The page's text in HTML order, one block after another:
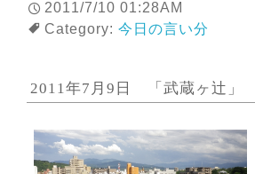
2011/7/10 01:28AM
Category: 今日の言い分
2011年7月9日 「武蔵ヶ辻」